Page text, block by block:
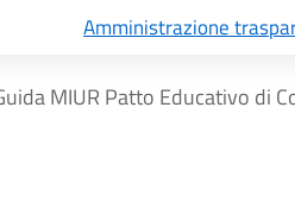
Amministrazione
MIUR Patto Educativo di